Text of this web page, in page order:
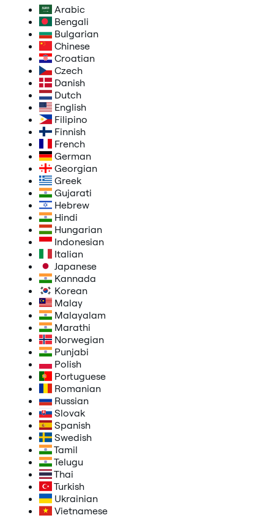
Arabic
Bengali
Bulgarian
Chinese
Croatian
Czech
Danish
Dutch
English
Filipino
Finnish
French
German
Georgian
Greek
Gujarati
Hebrew
Hindi
Hungarian
Indonesian
Italian
Japanese
Kannada
Korean
Malay
Malayalam
Marathi
Norwegian
Punjabi
Polish
Portuguese
Romanian
Russian
Slovak
Spanish
Swedish
Tamil
Telugu
Thai
Turkish
Ukrainian
Vietnamese